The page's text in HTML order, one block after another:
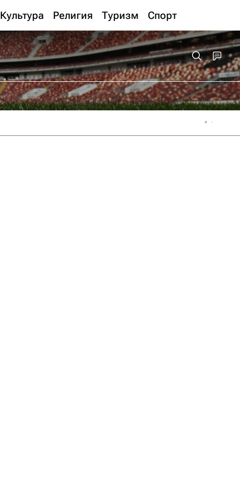
Культура Религия Туризм Спорт